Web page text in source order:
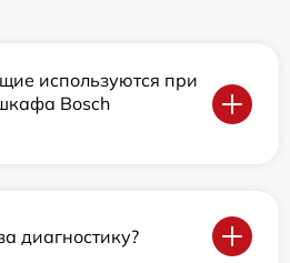
используются при
Bosch
диагностику?